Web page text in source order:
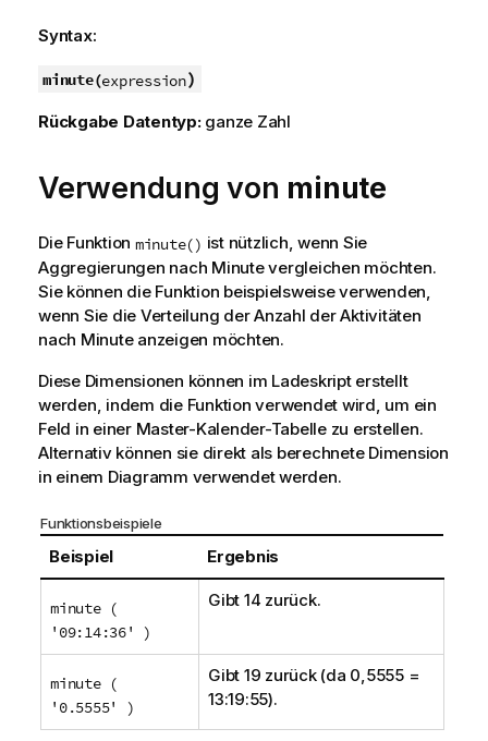
Syntax:
minute(expression)
Rückgabe Datentyp: ganze Zahl
Verwendung von minute
Die Funktion minute() ist nützlich, wenn Sie
Aggregierungen nach Minute vergleichen möchten.
Sie können die Funktion beispielsweise verwenden,
wenn Sie die Verteilung der Anzahl der Aktivitäten
nach Minute anzeigen möchten.
Diese Dimensionen können im Ladeskripterstellt
werden, indem die Funktion verwendet wird, um ein
Feld in einer Master-Kalender-Tabelle zu erstellen.
Alternativ können sie direkt als berechnete Dimension
in einem Diagramm verwendet werden.
Funktionsbeispiele
Beispiel Ergebnis
minute (
'09:14:36' )
Gibt 14 zurück.
minute (
'0.5555' )
Gibt 19 zurück (da 0,5555 =
13:19:55).